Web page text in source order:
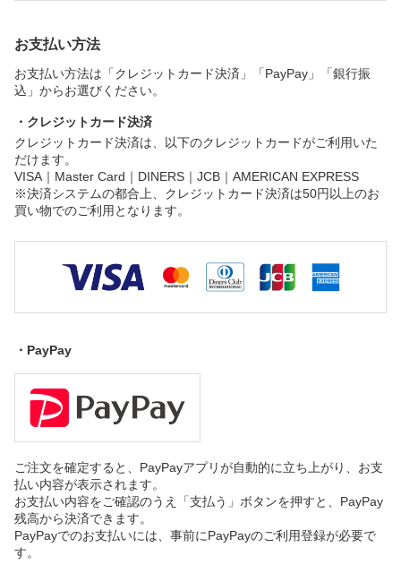
お支払い方法
お支払い方法は「クレジットカード決済」「PayPay」「銀行振
込」からお選びください。
・クレジットカード決済
クレジットカード決済は、以下のクレジットカードがご利用いた
だけます。
VISA｜Master Card｜DINERS｜JCB｜AMERICAN EXPRESS
※決済システムの都合上、クレジットカード決済は50円以上のお
買い物でのご利用となります。
・PayPay
ご注文を確定すると、PayPayアプリが自動的に立ち上がり、お支
払い内容が表示されます。
お支払い内容をご確認のうえ「支払う」ボタンを押すと、PayPay
残高から決済できます。
PayPayでのお支払いには、事前にPayPayのご利用登録が必要で
す。